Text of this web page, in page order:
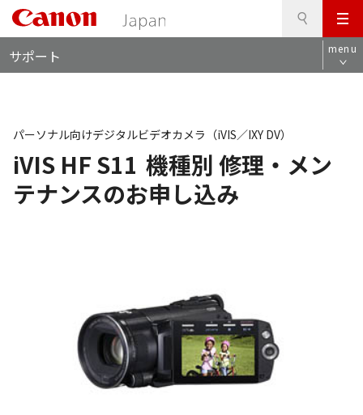
メ
ニ
ュ
サポート menu
iVIS HF S11 機種別 修理・メン
テナンスのお申し込み
パーソナル向けデジタルビデオカメラ（iVIS／IXY DV）